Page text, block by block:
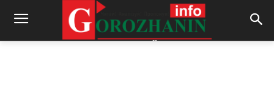
By REDACTOR - 18.04.2023 597